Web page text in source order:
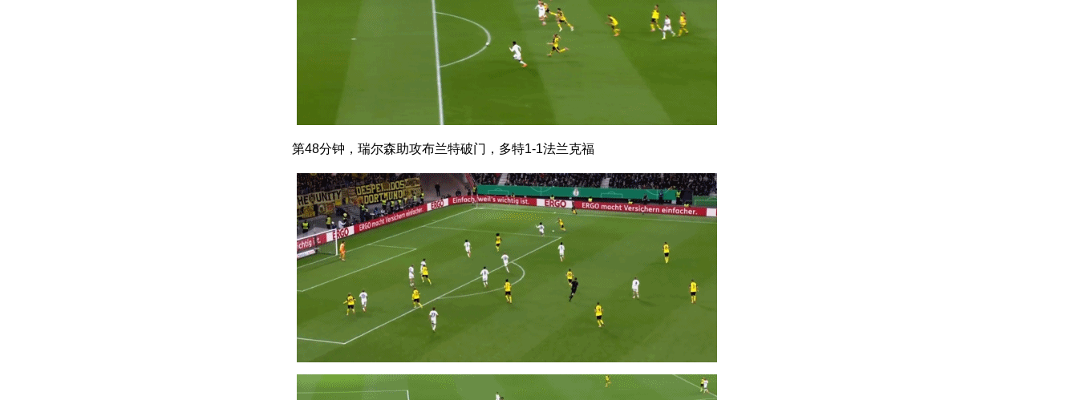
第48分钟，瑞尔森助攻布兰特破门，多特1-1法兰克福